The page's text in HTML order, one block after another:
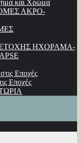
και Χρώμα
ΑΚΡΟ-
ΗΧΟΡΑΜΑ-
Εποχές
Εποχές